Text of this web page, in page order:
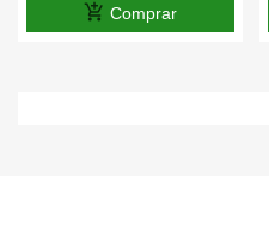
add_shopping_cart Comprar